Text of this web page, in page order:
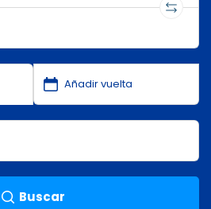
Buscar